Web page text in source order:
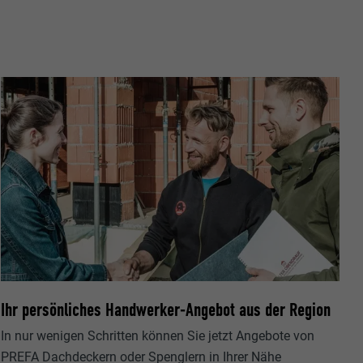
Ihr persönliches Handwerker-Angebot aus der Region
In nur wenigen Schritten können Sie jetzt Angebote von
PREFA Dachdeckern oder Spenglern in Ihrer Nähe
Daten
von
"Folgen Sie